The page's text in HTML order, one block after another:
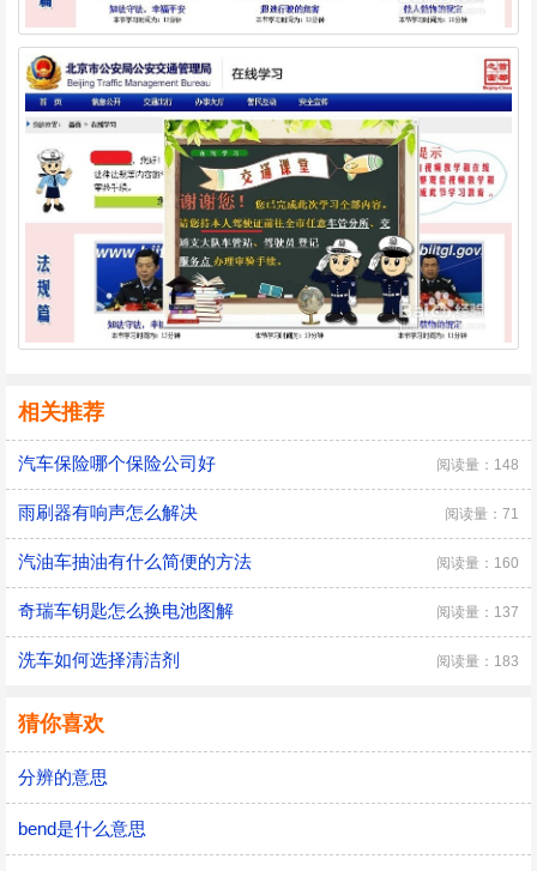
相关推荐
汽车保险哪个保险公司好 阅读量：148
雨刷器有响声怎么解决 阅读量：71
汽油车抽油有什么简便的方法 阅读量：160
奇瑞车钥匙怎么换电池图解 阅读量：137
洗车如何选择清洁剂 阅读量：183
猜你喜欢
分辨的意思
bend是什么意思